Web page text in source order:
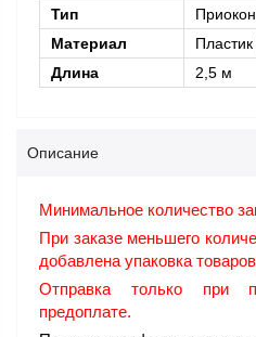
Тип
Материал
Длина
2,5 м
Описание
Минимальное количество
При заказе меньшего
добавлена упаковка
Отправка только при
предоплате.